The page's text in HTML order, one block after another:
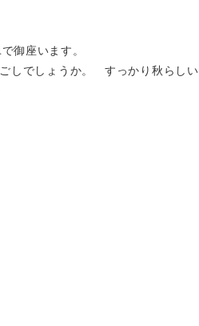
御座います。
しでしょうか。 すっかり秋らしい